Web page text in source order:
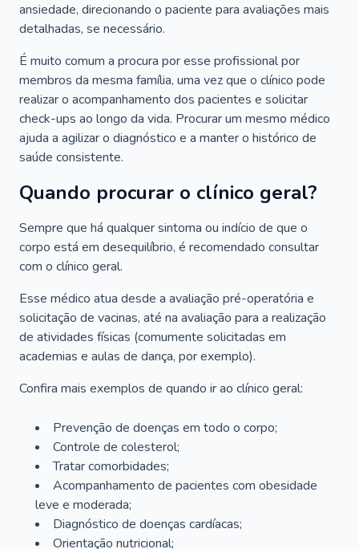
ansiedade, direcionando o paciente para avaliações mais
detalhadas, se necessário.
É muito comum a procura por esse profissional por
membros da mesma família, uma vez que o clínico pode
realizar o acompanhamento dos pacientes e solicitar
check-ups ao longo da vida. Procurar um mesmo médico
ajuda a agilizar o diagnóstico e a manter o histórico de
saúde consistente.
Quando procurar o clínico geral?
Sempre que há qualquer sintoma ou indício de que o
corpo está em desequilíbrio, é recomendado consultar
com o clínico geral.
Esse médico atua desde a avaliação pré-operatória e
solicitação de vacinas, até na avaliação para a realização
de atividades físicas (comumente solicitadas em
academias e aulas de dança, por exemplo).
Confira mais exemplos de quando ir ao clínico geral:
Prevenção de doenças em todo o corpo;
Controle de colesterol;
Tratar comorbidades;
Acompanhamento de pacientes com obesidade
leve e moderada;
Diagnóstico de doenças cardíacas;
Orientação nutricional;